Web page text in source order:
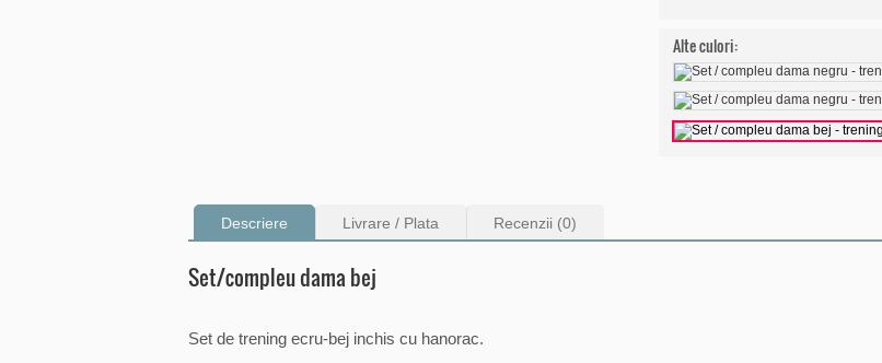
Alte culori:
Descriere Livrare / Plata Recenzii (0)
Set/compleu dama bej
Set de trening ecru-bej inchis cu hanorac.